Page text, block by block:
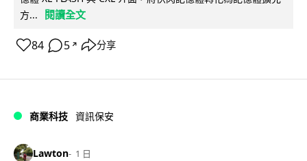
方...
閱讀全文
84 5 ↗ 分享
商業科技 資訊保安
Lawton 1 日